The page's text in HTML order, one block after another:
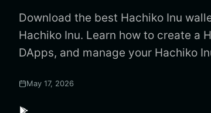
Download the best Hachiko Inu
Hachiko Inu. Learn how to create a
DApps, and manage your Hachiko
May 17, 2026